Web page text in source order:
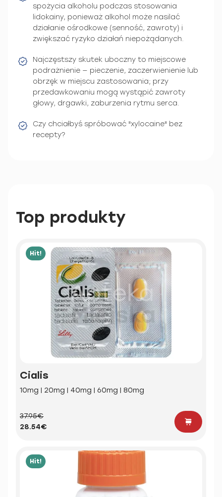
spożycia alkoholu podczas stosowania
lidokainy, ponieważ alkohol może nasilać
działanie ośrodkowe (senność, zawroty) i
zwiększać ryzyko działań niepożądanych.
Najczęstszy skutek uboczny to miejscowe
podrażnienie — pieczenie, zaczerwienienie lub
obrzęk w miejscu zastosowania; przy
przedawkowaniu mogą wystąpić zawroty
głowy, drgawki, zaburzenia rytmu serca.
Czy chciałbyś spróbować "xylocaine" bez
recepty?
Top produkty
Hit!
Cialis
10mg | 20mg | 40mg | 60mg | 80mg
37.95€
28.54€
Hit!